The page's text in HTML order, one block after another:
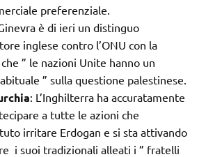
preferenziale.
è di ieri un distinguo
inglese contro l’ONU con la
” le nazioni Unite hanno un
” sulla questione palestinese.
: L’Inghilterra ha accuratamente
a tutte le azioni che
irritare Erdogan e si sta attivando
i suoi tradizionali alleati i ” fratelli